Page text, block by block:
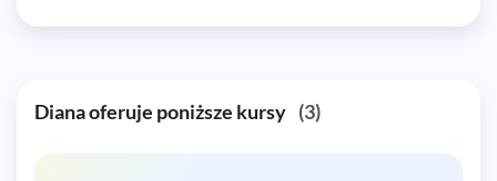
Diana oferuje poniższe kursy (3)